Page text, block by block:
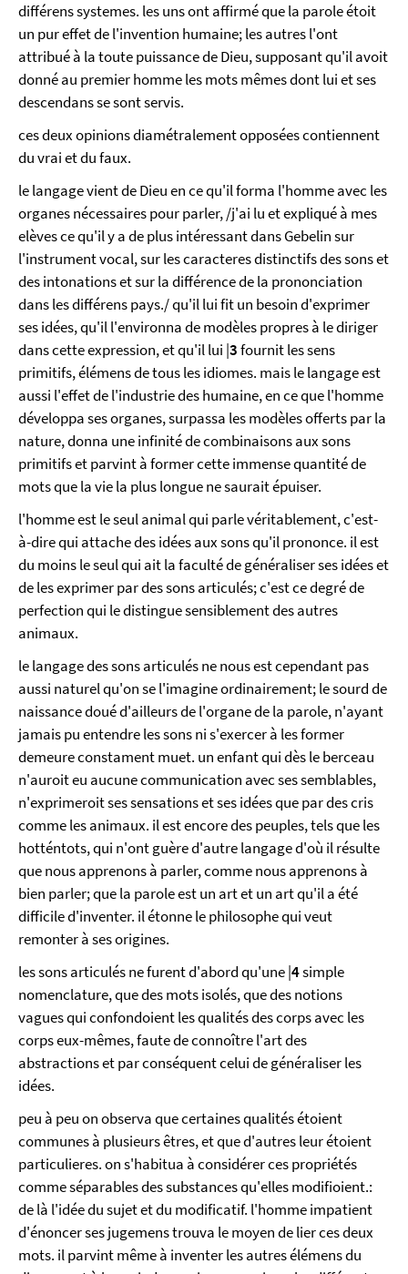
différens systemes. les uns ont affirmé que la parole étoit
un pur effet de l'invention humaine; les autres l'ont
attribué à la toute puissance de Dieu, supposant qu'il avoit
donné au premier homme les mots mêmes dont lui et ses
descendans se sont servis.
ces deux opinions diamétralement opposées contiennent
du vrai et du faux.
le langage vient de Dieu en ce qu'il forma l'homme avec les
organes nécessaires pour parler, /j'ai lu et expliqué à mes
elèves ce qu'il y a de plus intéressant dans Gebelin sur
l'instrument vocal, sur les caracteres distinctifs des sons et
des intonations et sur la différence de la prononciation
dans les différens pays./ qu'il lui fit un besoin d'exprimer
ses idées, qu'il l'environna de modèles propres à le diriger
dans cette expression, et qu'il lui |3fournit les sens
primitifs, élémens de tous les idiomes. mais le langage est
aussi l'effet de l'industrie des humaine, en ce que l'homme
développa ses organes, surpassa les modèles offerts par la
nature, donna une infinité de combinaisons aux sons
primitifs et parvint à former cette immense quantité de
mots que la vie la plus longue ne saurait épuiser.
l'homme est le seul animal qui parle véritablement, c'est-
à-dire qui attache des idées aux sons qu'il prononce. il est
du moins le seul qui ait la faculté de généraliser ses idées et
de les exprimer par des sons articulés; c'est ce degré de
perfection qui le distingue sensiblement des autres
animaux.
le langage des sons articulés ne nous est cependant pas
aussi naturel qu'on se l'imagine ordinairement; le sourd de
naissance doué d'ailleurs de l'organe de la parole, n'ayant
jamais pu entendre les sons ni s'exercer à les former
demeure constament muet. un enfant qui dès le berceau
n'auroit eu aucune communication avec ses semblables,
n'exprimeroit ses sensations et ses idées que par des cris
comme les animaux. il est encore des peuples, tels que les
hotténtots, qui n'ont guère d'autre langage d'où il résulte
que nous apprenons à parler, comme nous apprenons à
bien parler; que la parole est un art et un art qu'il a été
difficile d'inventer. il étonne le philosophe qui veut
remonter à ses origines.
les sons articulés ne furent d'abord qu'une |4simple
nomenclature, que des mots isolés, que des notions
vagues qui confondoient les qualités des corps avec les
corps eux-mêmes, faute de connoître l'art des
abstractions et par conséquent celui de généraliser les
idées.
peu à peu on observa que certaines qualités étoient
communes à plusieurs êtres, et que d'autres leur étoient
particulieres. on s'habitua à considérer ces propriétés
comme séparables des substances qu'elles modifioient.:
de là l'idée du sujet et du modificatif. l'homme impatient
d'énoncer ses jugemens trouva le moyen de lier ces deux
mots. il parvint même à inventer les autres élémens du